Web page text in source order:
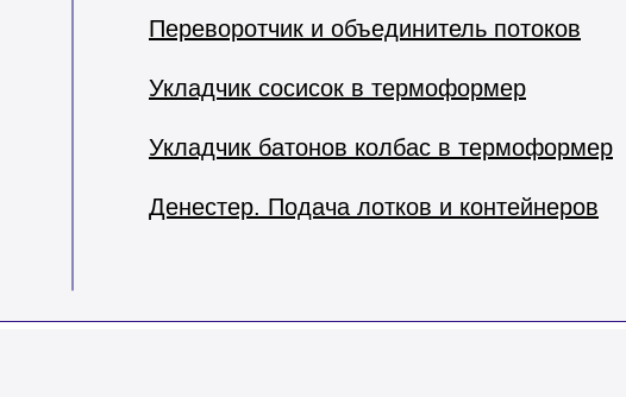
Укладчик батонов колбас в термоформер
Укладчик сосисок в термоформер
Переворотчик и объединитель потоков
Денестер. Подача лотков и контейнеров